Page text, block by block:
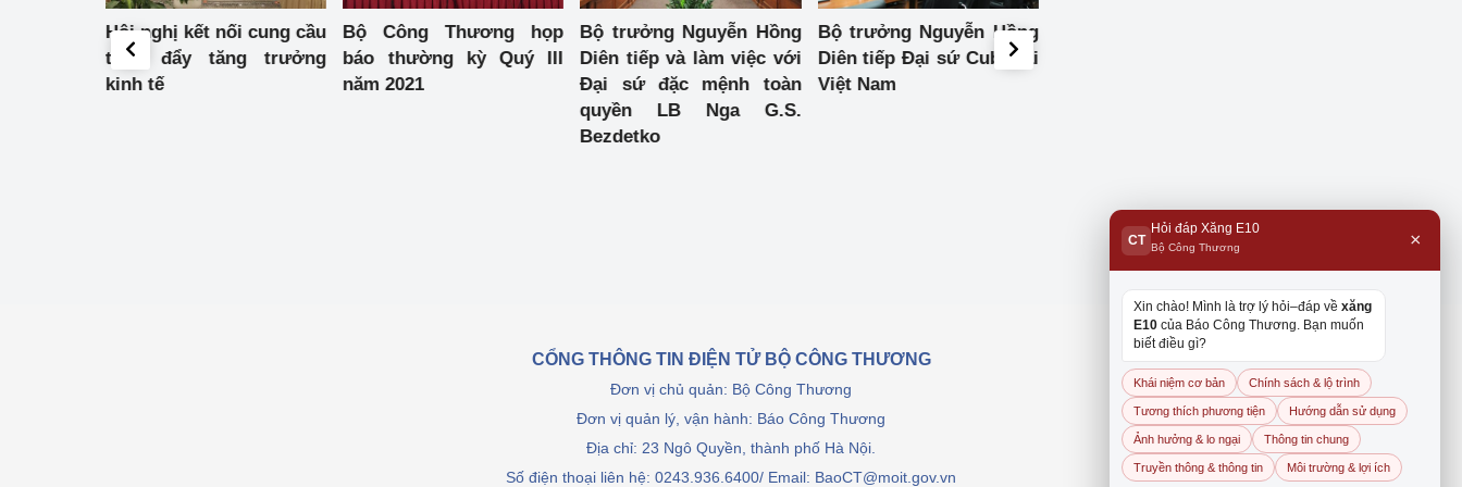
Phát triển công nghiệp Công nghiệp nền tảng
Sản xuất công nghiệp
Phát triển năng lượng
Hội nghị kết nối cung cầu
thúc đẩy tăng trưởng
kinh tế
Bộ Công Thương họp
báo thường kỳ Quý III
năm 2021
Bộ trưởng Nguyễn Hồng
Diên tiếp và làm việc với
Đại sứ đặc mệnh toàn
quyền LB Nga G.S.
Bezdetko
Bộ trưởng Nguyễn Hồng
Diên tiếp Đại sứ Cuba tại
Việt Nam
CỔNG THÔNG TIN ĐIỆN TỬ BỘ CÔNG THƯƠNG
Đơn vị chủ quản: Bộ Công Thương
Đơn vị quản lý, vận hành: Báo Công Thương
Địa chỉ: 23 Ngô Quyền, thành phố Hà Nội.
Số điện thoại liên hệ: 0243.936.6400/ Email: BaoCT@moit.gov.vn
CT
Hỏi đáp Xăng E10
Bộ Công Thương ×
Xin chào! Mình là trợ lý hỏi–đáp về xăng
E10 của Báo Công Thương. Bạn muốn
biết điều gì?
Khái niệm cơ bản Chính sách & lộ trình
Tương thích phương tiện Hướng dẫn sử dụng
Ảnh hưởng & lo ngại Thông tin chung
Truyền thông & thông tin Môi trường & lợi ích